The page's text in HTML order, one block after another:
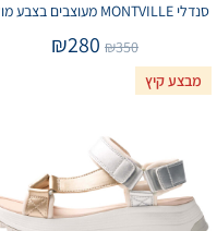
סנדלי MONTVILLE מעוצבים בצבע מולטי
₪350
₪280
מבצע קיץ